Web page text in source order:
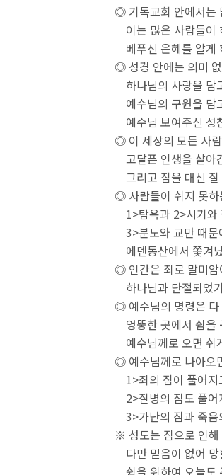
◎ 기독교회 안에서는
이는 많은 사람들이
베푸신 은혜를 알게
◎ 성경 안에는 의미
하나님의 사랑을 담
예수님의 구원을 담
예수님 보여주신 성
◎ 이 세상의 모든 사
고달픈 인생을 살아
그리고 짐을 대신
◎ 사람들이 쉬지 못하
1>탐욕과 2>시기와
3>분노와 교만 때문
에덴동산에서 쫓겨
◎ 인간은 죄로 말미암
하나님과 단절되었
◎ 예수님의 명령은 다
엉뚱한 곳에서 쉼을
예수님께로 오면 쉬
◎ 예수님께로 나아오
1>죄의 짐이 풀어지
2>질병의 짐도 풀어
3>가난의 짐과 죽음
※ 성도는 짐으로 인해
다만 믿음이 없어
쉼을 위하여 오늘도